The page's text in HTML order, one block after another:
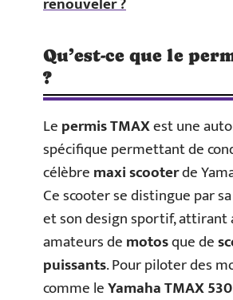
Qu’est-ce que le
?
Lepermis TMAXest une
spécifique permettant de
célèbremaxi scooterde
Ce scooter se distingue par sa
et son design sportif, attirant
amateurs demotosque de
puissants. Pour piloter des
comme leYamaha TMAX 530